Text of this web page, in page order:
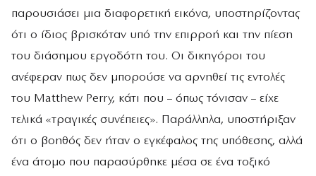
παρουσιάσει μια διαφορετική εικόνα, υποστηρίζοντας
ότι ο ίδιος βρισκόταν υπό την επιρροή και την πίεση
του διάσημου εργοδότη του. Οι δικηγόροι του
ανέφεραν πως δεν μπορούσε να αρνηθεί τις εντολές
του Matthew Perry, κάτι που – όπως τόνισαν – είχε
τελικά «τραγικές συνέπειες». Παράλληλα, υποστήριξαν
ότι ο βοηθός δεν ήταν ο εγκέφαλος της υπόθεσης, αλλά
ένα άτομο που παρασύρθηκε μέσα σε ένα τοξικό